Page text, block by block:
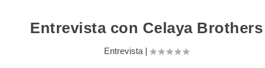
Entrevista con Celaya Brothers
Entrevista |